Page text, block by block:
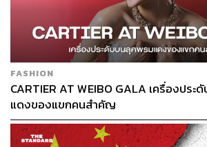
FASHION
CARTIER AT WEIBO GALA เครื่องปร
แดงของแขกคนสำคัญ